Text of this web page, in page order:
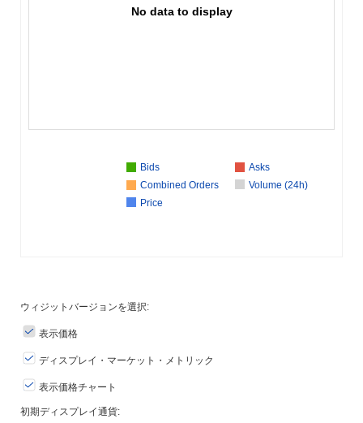
No data to display
Bids
Asks
Combined Orders
Volume (24h)
Price
ウィジットバージョンを選択:
表示価格
ディスプレイ・マーケット・メトリック
表示価格チャート
初期ディスプレイ通貨: